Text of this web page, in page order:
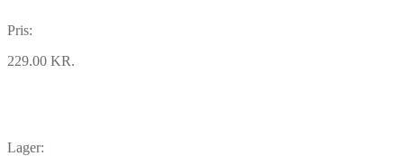
Pris:
229.00 KR.
Lager: